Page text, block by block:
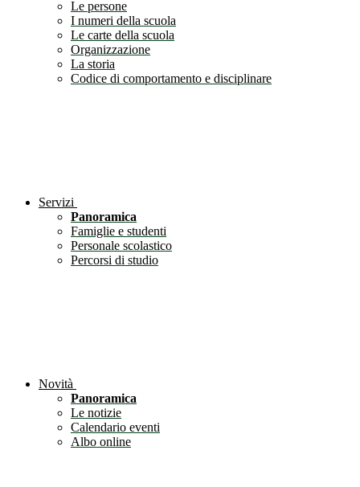
Le persone
I numeri della scuola
Le carte della scuola
Organizzazione
La storia
Codice di comportamento e disciplinare
Servizi
Panoramica
Famiglie e studenti
Personale scolastico
Percorsi di studio
Novità
Panoramica
Le notizie
Calendario eventi
Albo online